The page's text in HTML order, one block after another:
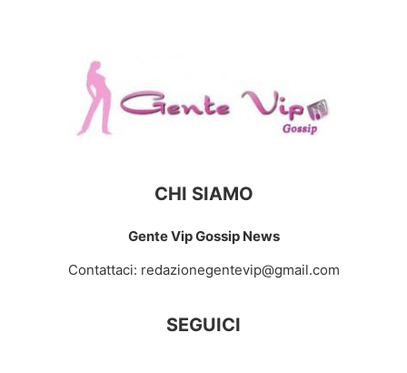
CHI SIAMO
Gente Vip Gossip News
Contattaci: redazionegentevip@gmail.com
SEGUICI